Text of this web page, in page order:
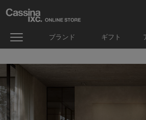
ブランド ギフト